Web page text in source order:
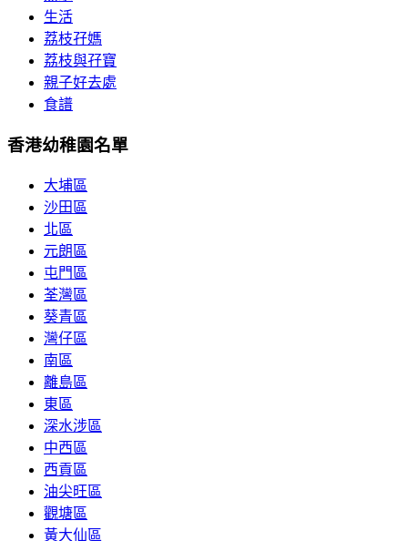
生活
荔枝孖媽
荔枝與孖寶
親子好去處
食譜
香港幼稚園名單
大埔區
沙田區
北區
元朗區
屯門區
荃灣區
葵青區
灣仔區
南區
離島區
東區
深水涉區
中西區
西貢區
油尖旺區
觀塘區
黃大仙區